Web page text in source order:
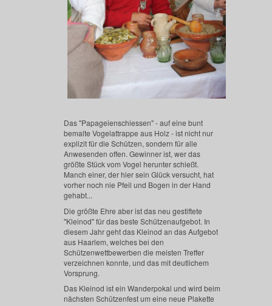
Das "Papageienschiessen" - auf eine bunt
bemalte Vogelattrappe aus Holz - ist nicht nur
explizit für die Schützen, sondern für alle
Anwesenden offen. Gewinner ist, wer das
größte Stück vom Vogel herunter schießt.
Manch einer, der hier sein Glück versucht, hat
vorher noch nie Pfeil und Bogen in der Hand
gehabt...
Die größte Ehre aber ist das neu gestiftete
"Kleinod" für das beste Schützenaufgebot. In
diesem Jahr geht das Kleinod an das Aufgebot
aus Haarlem, welches bei den
Schützenwettbewerben die meisten Treffer
verzeichnen konnte, und das mit deutlichem
Vorsprung.
Das Kleinod ist ein Wanderpokal und wird beim
nächsten Schützenfest um eine neue Plakette